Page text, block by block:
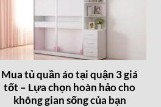
Mua tủ quần áo tại quận 3 giá
tốt – Lựa chọn hoàn hảo cho
không gian sống của bạn